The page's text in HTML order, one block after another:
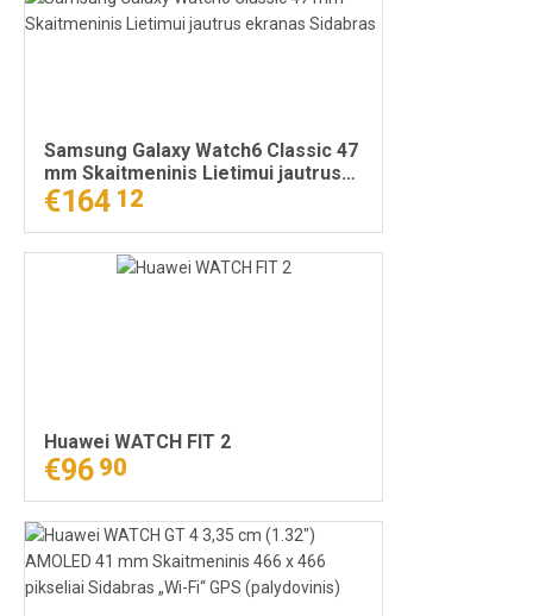
Samsung Galaxy Watch6 Classic 47
mm Skaitmeninis Lietimui jautrus
ekranas Sidabras
€164 12
Huawei WATCH FIT 2
€96 90